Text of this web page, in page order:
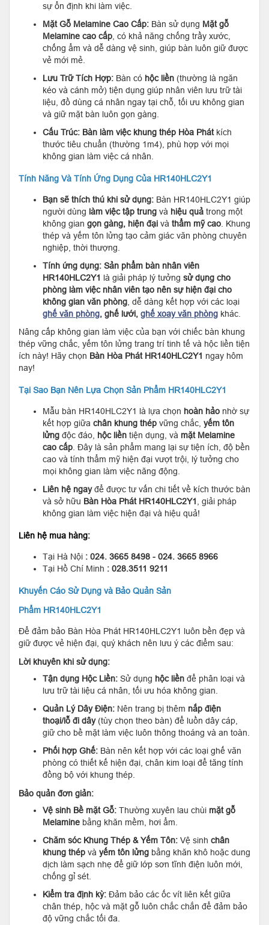
sự ổn định khi làm việc.
Mặt Gỗ Melamine Cao Cấp: Bàn sử dụng Mặt gỗ
Melamine cao cấp , có khả năng chống trầy xước,
chống ẩm và dễ dàng vệ sinh, giúp bàn luôn giữ được
vẻ mới mẻ.
Lưu Trữ Tích Hợp: Bàn có hộc liền (thường là ngăn
kéo và cánh mở) tiện dụng giúp nhân viên lưu trữ tài
liệu, đồ dùng cá nhân ngay tại chỗ, tối ưu không gian
và giữ mặt bàn luôn gọn gàng.
Cấu Trúc: Bàn làm việc khung thép Hòa Phátkích
thước tiêu chuẩn (thường 1m4), phù hợp với mọi
không gian làm việc cá nhân.
Tính Năng Và Tính Ứng Dụng Của HR140HLC2Y1
Bạn sẽ thích thú khi sử dụng: Bàn HR140HLC2Y1 giúp
người dùng làm việc tập trung và hiệu quả trong một
không gian gọn gàng, hiện đại và thẩm mỹ cao . Khung
thép và yếm tôn lửng tạo cảm giác văn phòng chuyên
nghiệp, thời thượng.
Tính ứng dụng: Sản phẩm bàn nhân viên
HR140HLC2Y1 là giải pháp lý tưởng sử dụng cho
phòng làm việc nhân viên tạo nên sự hiện đại cho
không gian văn phòng , dễ dàng kết hợp với các loại
ghế văn phòng, ghế lưới, ghế xoay văn phòng khác.
Nâng cấp không gian làm việc của bạn với chiếc bàn khung
thép vững chắc, yếm tôn lửng trang trí tinh tế và hộc liền tiện
ích này! Hãy chọn Bàn Hòa Phát HR140HLC2Y1 ngay hôm
nay!
Tại Sao Bạn Nên Lựa Chọn Sản Phẩm HR140HLC2Y1
Mẫu bàn HR140HLC2Y1 là lựa chọn hoàn hảo nhờ sự
kết hợp giữa chân khung thép vững chắc, yếm tôn
lửng độc đáo, hộc liền tiện dụng, và mặt Melamine
cao cấp . Đây là sản phẩm mang lại sự tiện ích, độ bền
cao và tính thẩm mỹ hiện đại vượt trội, lý tưởng cho
mọi không gian làm việc năng động.
Liên hệ ngayđể được tư vấn chi tiết về kích thước bàn
và sở hữu Bàn Hòa Phát HR140HLC2Y1
, giải pháp
không gian làm việc hiện đại và hiệu quả!
Liên hệ mua hàng:
Tại Hà Nội : 024. 3665 8498 - 024. 3665 8966
Tại Hồ Chí Minh : 028.3511 9211
Khuyến Cáo Sử Dụng và Bảo Quản Sản
Phẩm HR140HLC2Y1
Để đảm bảo Bàn Hòa Phát HR140HLC2Y1 luôn bền đẹp và
giữ được vẻ hiện đại, quý khách nên lưu ý các điểm sau:
Lời khuyên khi sử dụng:
Tận dụng Hộc Liền: Sử dụng hộc liền để phân loại và
lưu trữ tài liệu cá nhân, tối ưu hóa không gian.
Quản Lý Dây Điện: Nên trang bị thêm nắp điện
thoại/lỗ đi dây(tùy chọn theo bàn) để luồn dây cáp,
giữ cho bề mặt làm việc luôn thông thoáng và an toàn.
Phối hợp Ghế: Bàn nên kết hợp với các loại ghế văn
phòng có thiết kế hiện đại, chân kim loại để tăng tính
đồng bộ với khung thép.
Bảo quản đơn giản:
Vệ sinh Bề mặt Gỗ: Thường xuyên lau chùi mặt gỗ
Melamine bằng khăn mềm, hơi ẩm.
Chăm sóc Khung Thép & Yếm Tôn: Vệ sinh chân
khung thép và yếm tôn lửng bằng khăn khô hoặc dung
dịch làm sạch nhẹ để giữ lớp sơn tĩnh điện luôn mới,
chống gỉ sét.
Kiểm tra định kỳ: Đảm bảo các ốc vít liên kết giữa
chân thép, hộc và mặt gỗ luôn chắc chắn để đảm bảo
độ vững chắc tối đa.